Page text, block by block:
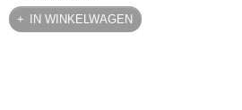
IN WINKELWAGEN